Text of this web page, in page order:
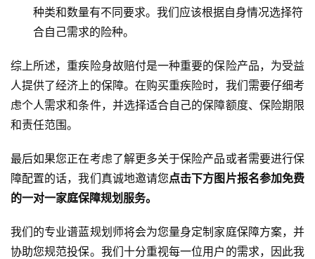
种类和数量有不同要求。我们应该根据自身情况选择符
合自己需求的险种。
综上所述，重疾险身故赔付是一种重要的保险产品，为受益
人提供了经济上的保障。在购买重疾险时，我们需要仔细考
虑个人需求和条件，并选择适合自己的保障额度、保险期限
和责任范围。
最后如果您正在考虑了解更多关于保险产品或者需要进行保
障配置的话，我们真诚地邀请您点击下方图片报名参加免费
的一对一家庭保障规划服务。
我们的专业谱蓝规划师将会为您量身定制家庭保障方案，并
协助您规范投保。我们十分重视每一位用户的需求，因此我